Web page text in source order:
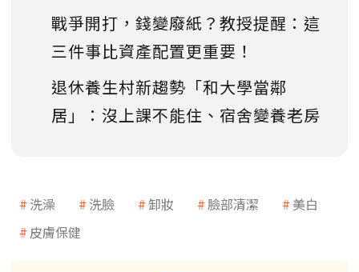
戰爭開打，錢變廢紙？教授提醒：這
三件事比資產配置更重要！
退休養生村新趨勢「和大學當鄰
居」：沒上課不能住、宿舍變養老房
洗澡 洗臉 卸妝 臉部清潔
美白
皮膚保健